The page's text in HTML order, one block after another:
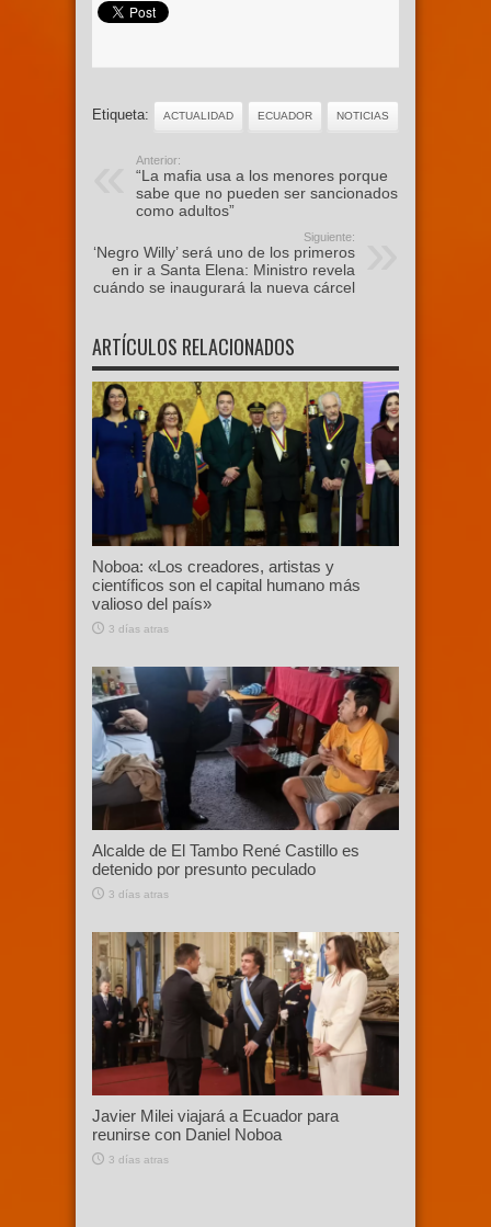
Etiqueta: ACTUALIDAD ECUADOR NOTICIAS
Anterior:
“La mafia usa a los menores porque
sabe que no pueden ser sancionados
como adultos”
Siguiente:
‘Negro Willy’ será uno de los primeros
en ir a Santa Elena: Ministro revela
cuándo se inaugurará la nueva cárcel
ARTÍCULOS RELACIONADOS
Noboa: «Los creadores, artistas y
científicos son el capital humano más
valioso del país»
3 días atras
Alcalde de El Tambo René Castillo es
detenido por presunto peculado
3 días atras
Javier Milei viajará a Ecuador para
reunirse con Daniel Noboa
3 días atras